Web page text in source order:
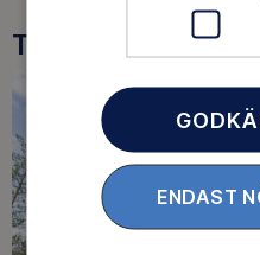
Tre goda skäl att
ENDAST